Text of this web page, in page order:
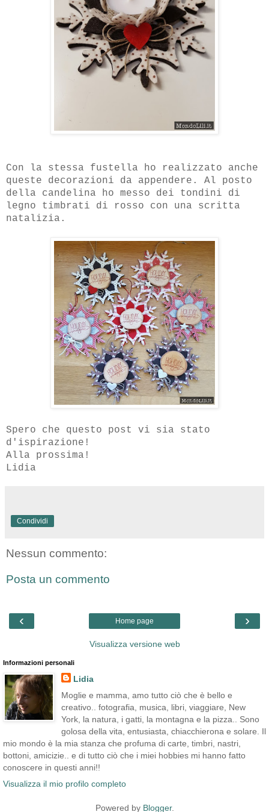
Con la stessa fustella ho realizzato anche
queste decorazioni da appendere. Al posto
della candelina ho messo dei tondini di
legno timbrati di rosso con una scritta
natalizia.
Spero che questo post vi sia stato
d'ispirazione!
Alla prossima!
Lidia
Condividi
Nessun commento:
Posta un commento
‹ ›
Home page
Visualizza versione web
Informazioni personali
Lidia
Moglie e mamma, amo tutto ciò che è bello e
creativo.. fotografia, musica, libri, viaggiare, New
York, la natura, i gatti, la montagna e la pizza.. Sono
golosa della vita, entusiasta, chiacchierona e solare. Il
mio mondo è la mia stanza che profuma di carte, timbri, nastri,
bottoni, amicizie.. e di tutto ciò che i miei hobbies mi hanno fatto
conoscere in questi anni!!
Visualizza il mio profilo completo
Powered by Blogger.